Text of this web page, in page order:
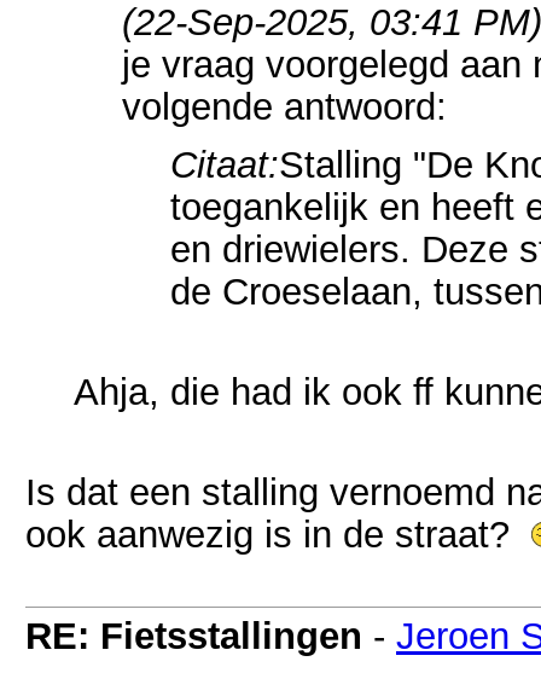
(22-Sep-2025, 03:41 PM)
je vraag voorgelegd
volgende antwoord:
Citaat:Stalling "De
toegankelijk en heeft
en driewielers. Deze
de Croeselaan,
Ahja, die had ik ook ff
Is dat een stalling vernoemd
ook aanwezig is in de straat?
RE: Fietsstallingen - Jeroen